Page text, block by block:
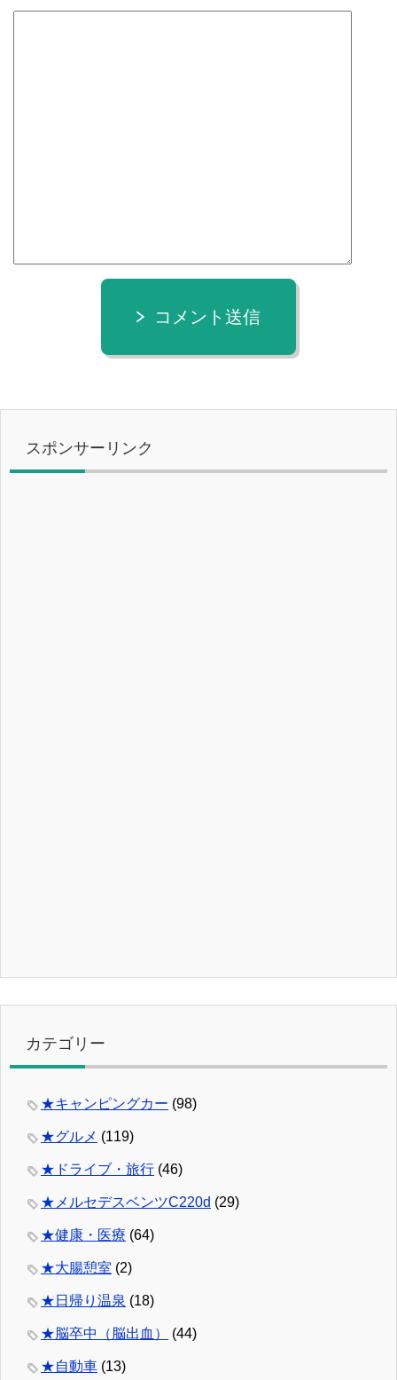
コメント送信
スポンサーリンク
カテゴリー
★キャンピングカー (98)
★グルメ (119)
★ドライブ・旅行 (46)
★メルセデスベンツC220d (29)
★健康・医療 (64)
★大腸憩室 (2)
★日帰り温泉 (18)
★脳卒中（脳出血） (44)
★自動車 (13)